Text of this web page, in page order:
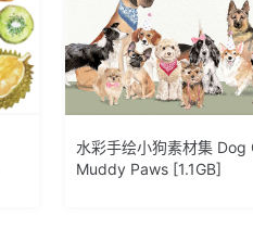
水彩手绘小狗素材集
Muddy Paws [1.1GB]